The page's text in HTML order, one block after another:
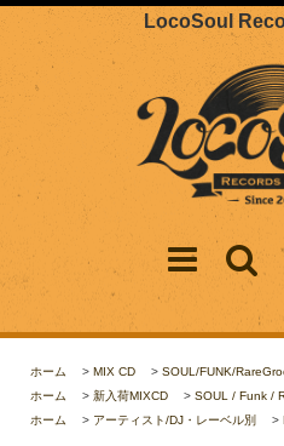
LocoSoul
ホーム > MIX CD > SOUL/FUNK/
ホーム
> 新入荷MIXCD > SOUL / Funk /
ホーム
> アーティスト/DJ・レーベル別 >